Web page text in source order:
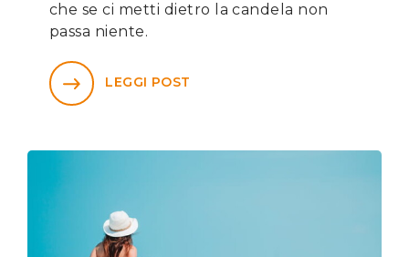
che se ci metti dietro la candela non
passa niente.
LEGGI POST